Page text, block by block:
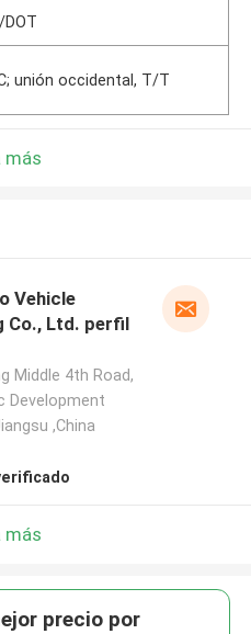
DOT
unión occidental, T/T
más
Vehicle
Co., Ltd. perfil
Middle 4th Road,
Development
,China
más
precio por